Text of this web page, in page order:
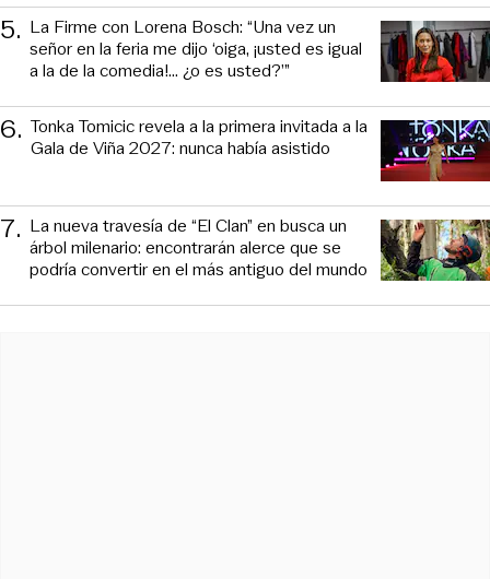
5. La Firme con Lorena Bosch: “Una vez un
señor en la feria me dijo ‘oiga, ¡usted es igual
a la de la comedia!... ¿o es usted?’”
6. Tonka Tomicic revela a la primera invitada a la
Gala de Viña 2027: nunca había asistido
7. La nueva travesía de “El Clan” en busca un
árbol milenario: encontrarán alerce que se
podría convertir en el más antiguo del mundo